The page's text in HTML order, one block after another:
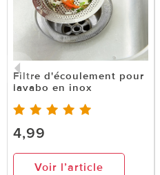
Filtre d'écoulement pour
lavabo en inox
4,99
Voir l’article